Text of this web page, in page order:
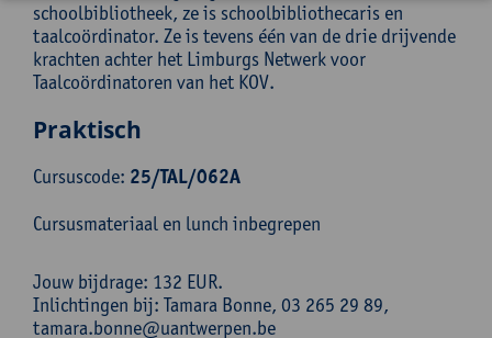
schoolbibliotheek, ze is schoolbibliothecaris en
taalcoördinator. Ze is tevens één van de drie drijvende
krachten achter het Limburgs Netwerk voor
Taalcoördinatoren van het KOV.
Praktisch
Cursuscode: 25/TAL/062A
Cursusmateriaal en lunch inbegrepen
Jouw bijdrage: 132 EUR.
Inlichtingen bij: Tamara Bonne, 03 265 29 89,
tamara.bonne@uantwerpen.be